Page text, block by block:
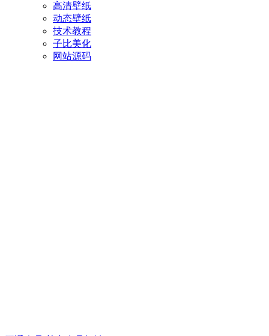
高清壁纸
动态壁纸
技术教程
子比美化
网站源码